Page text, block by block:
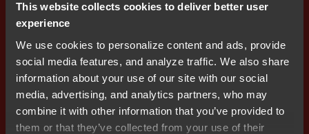
This website collects cookies to deliver better user
experience
We use cookies to personalize content and ads, provide
social media features, and analyze traffic. We also share
information about your use of our site with our social
media, advertising, and analytics partners, who may
combine it with other information that you’ve provided to
them or that they’ve collected from your use of their
我们的全球销售团队将为您提供
全程指导。
联系我们